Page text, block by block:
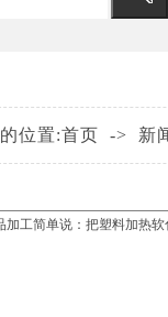
位置:首页 -> 新
加工简单说：把塑料加热